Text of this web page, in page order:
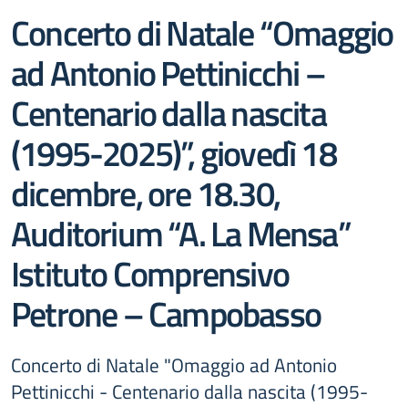
Concerto di Natale “Omaggio
ad Antonio Pettinicchi –
Centenario dalla nascita
(1995-2025)”, giovedì 18
dicembre, ore 18.30,
Auditorium “A. La Mensa”
Istituto Comprensivo
Petrone – Campobasso
Concerto di Natale "Omaggio ad Antonio
Pettinicchi - Centenario dalla nascita (1995-